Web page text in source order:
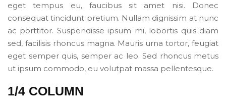
eget tempus eu, faucibus sit amet nisi. Donec
consequat tincidunt pretium. Nullam dignissim at nunc
ac porttitor. Suspendisse ipsum mi, lobortis quis diam
sed, facilisis rhoncus magna. Mauris urna tortor, feugiat
eget semper quis, semper ac leo. Sed rhoncus metus
ut ipsum commodo, eu volutpat massa pellentesque.
1/4 COLUMN